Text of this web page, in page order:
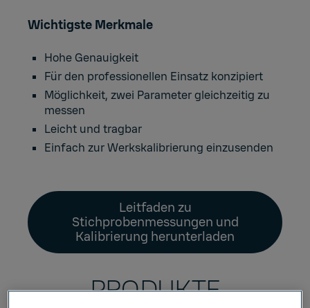
Wichtigste Merkmale
Hohe Genauigkeit
Für den professionellen Einsatz konzipiert
Möglichkeit, zwei Parameter gleichzeitig zu
messen
Leicht und tragbar
Einfach zur Werkskalibrierung einzusenden
Leitfaden zu
Stichprobenmessungen und
Kalibrierung herunterladen
PRODUKTE